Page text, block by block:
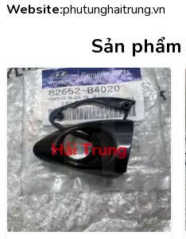
Website:phutunghaitrung.vn
Sản